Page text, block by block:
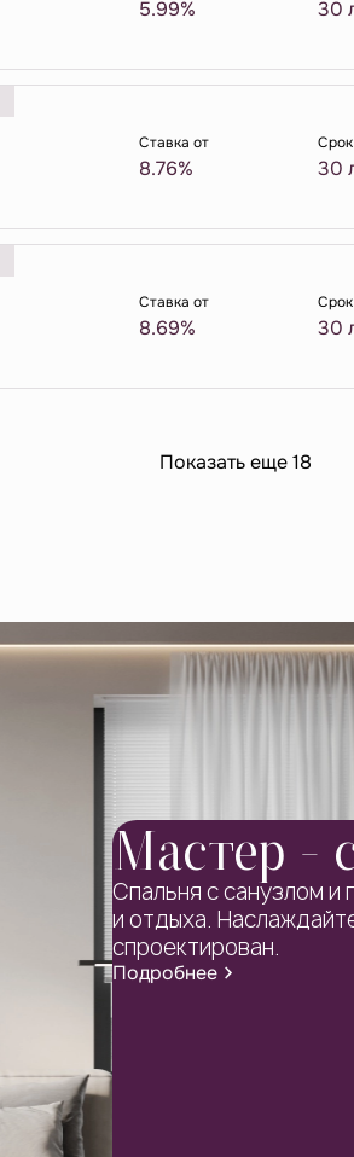
5.99% 30
Ставка от
8.76% 30
Ставка от
8.69% 30
Показать еще 18
Мастер -
Спальня с санузлом и
и отдыха.
спроектирован.
Подробнее